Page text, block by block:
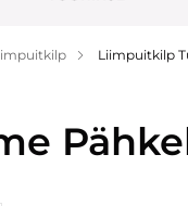
Liimpuitkilp